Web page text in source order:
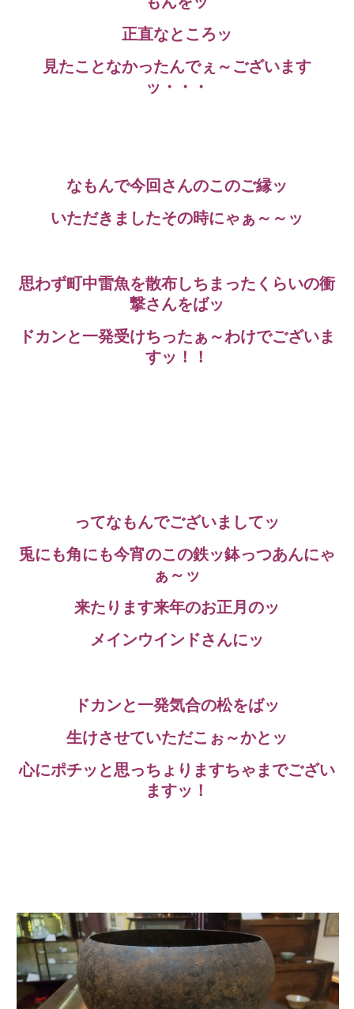
正直なところッ
見たことなかったんでぇ～ございます
ッ・・・
なもんで今回さんのこのご縁ッ
いただきましたその時にゃぁ～～ッ
思わず町中雷魚を散布しちまったくらいの衝
撃さんをばッ
ドカンと一発受けちったぁ～わけでございま
すッ！！
ってなもんでございましてッ
兎にも角にも今宵のこの鉄ッ鉢っつあんにゃ
ぁ～ッ
来たります来年のお正月のッ
メインウインドさんにッ
ドカンと一発気合の松をばッ
生けさせていただこぉ～かとッ
心にポチッと思っちょりますちゃまでござい
ますッ！